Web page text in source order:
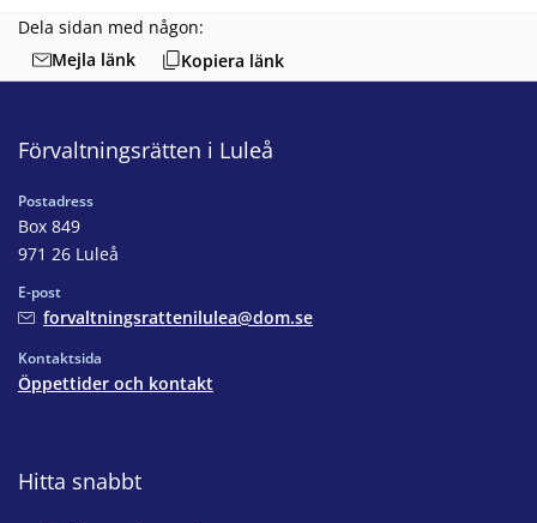
Dela sidan med någon:
Mejla länk
Kopiera länk
Förvaltningsrätten i Luleå
Postadress
Box 849
971 26 Luleå
E-post
forvaltningsrattenilulea@dom.se
Kontaktsida
Öppettider och kontakt
Hitta snabbt